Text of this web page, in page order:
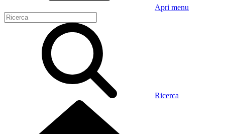
Apri menu
Ricerca